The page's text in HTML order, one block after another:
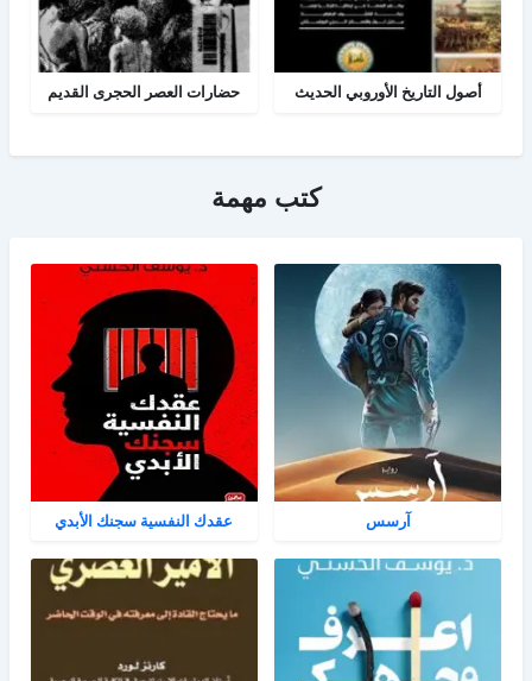
أصول التاريخ الأوروبي الحديث حضارات العصر الحجرى القديم
كتب مهمة
آرسس عقدك النفسية سجنك الأبدي